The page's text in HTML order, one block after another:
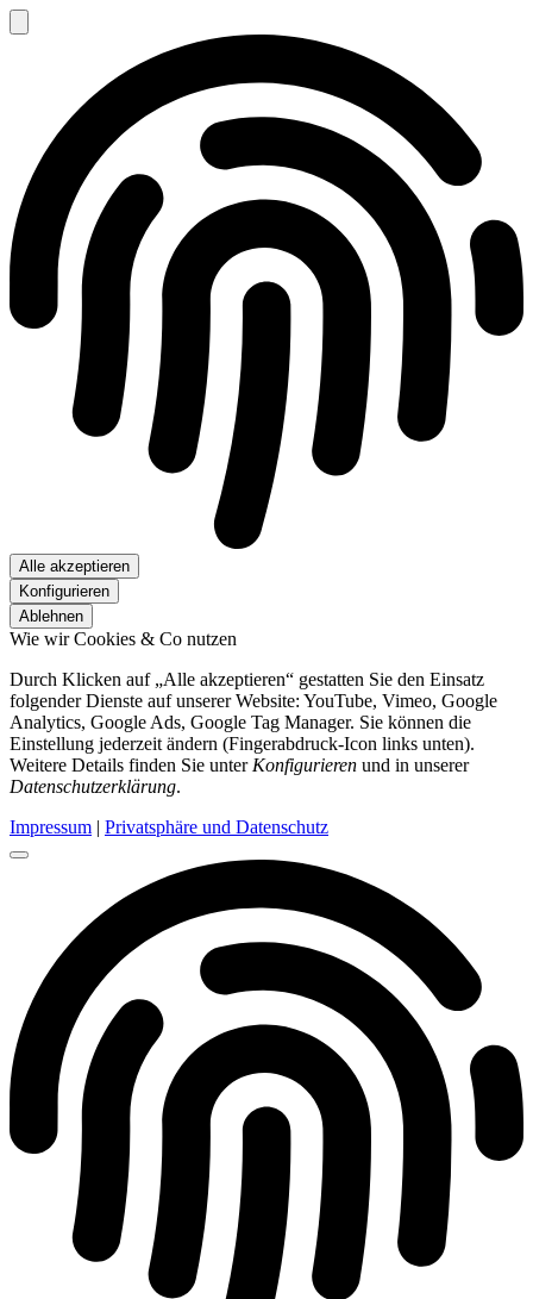
Alle akzeptieren
Konfigurieren
Ablehnen
Wie wir Cookies & Co nutzen
Durch Klicken auf „Alle akzeptieren“ gestatten Sie den Einsatz
folgender Dienste auf unserer Website: YouTube, Vimeo, Google
Analytics, Google Ads, Google Tag Manager. Sie können die
Einstellung jederzeit ändern (Fingerabdruck-Icon links unten).
Weitere Details finden Sie unter Konfigurieren und in unserer
Datenschutzerklärung.
Impressum | Privatsphäre und Datenschutz